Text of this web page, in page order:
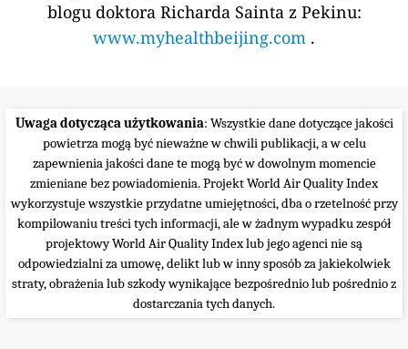
blogu doktora Richarda Sainta z Pekinu:
www.myhealthbeijing.com .
Uwaga dotycząca użytkowania: Wszystkie dane dotyczące jakości
powietrza mogą być nieważne w chwili publikacji, a w celu
zapewnienia jakości dane te mogą być w dowolnym momencie
zmieniane bez powiadomienia. Projekt World Air Quality Index
wykorzystuje wszystkie przydatne umiejętności, dba o rzetelność przy
kompilowaniu treści tych informacji, ale w żadnym wypadku zespół
projektowy World Air Quality Index lub jego agenci nie są
odpowiedzialni za umowę, delikt lub w inny sposób za jakiekolwiek
straty, obrażenia lub szkody wynikające bezpośrednio lub pośrednio z
dostarczania tych danych.